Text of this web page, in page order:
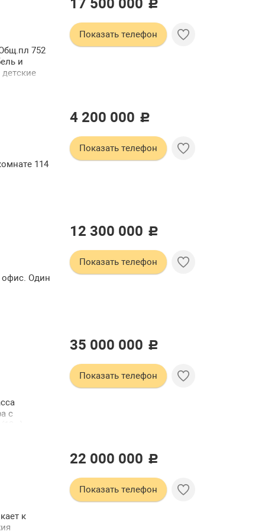
17 500 000 c
Показать телефон
752
и
4 200 000 c
Показать телефон
114
12 300 000 c
Показать телефон
офис. Один
35 000 000 c
Показать телефон
с
комнате
в
22 000 000 c
Показать телефон
к